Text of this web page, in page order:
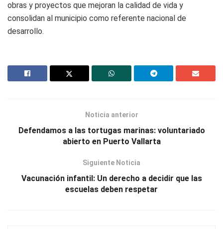
obras y proyectos que mejoran la calidad de vida y
consolidan al municipio como referente nacional de
desarrollo.
Noticia anterior
Defendamos a las tortugas marinas: voluntariado
abierto en Puerto Vallarta
Siguiente Noticia
Vacunación infantil: Un derecho a decidir que las
escuelas deben respetar